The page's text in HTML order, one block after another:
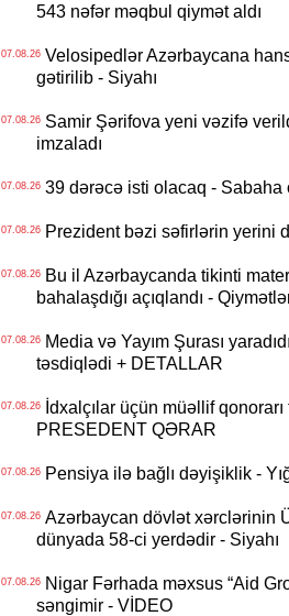
543 nəfər məqbul qiymət aldı
07.08.26Velosipedlər Azərbaycana
gətirilib - Siyahı
07.08.26Samir Şərifova yeni vəzifə
imzaladı
07.08.2639 dərəcə isti olacaq - Sabaha
07.08.26Prezident bəzi səfirlərin yerini
07.08.26Bu il Azərbaycanda tikinti
bahalaşdığı açıqlandı -
07.08.26Media və Yayım Şurası
təsdiqlədi + DETALLAR
07.08.26İdxalçılar üçün müəllif
PRESEDENT QƏRAR
07.08.26Pensiya ilə bağlı dəyişiklik -
07.08.26Azərbaycan dövlət xərclərinin
dünyada 58-ci yerdədir - Siyahı
07.08.26Nigar Fərhada məxsus “Aid
səngimir - VİDEO